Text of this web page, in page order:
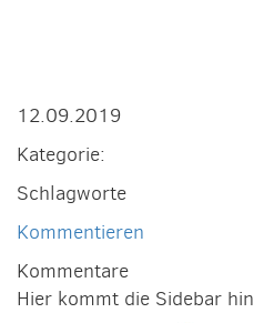
12.09.2019
Kategorie:
Schlagworte
Kommentieren
Kommentare
Hier kommt die Sidebar hin